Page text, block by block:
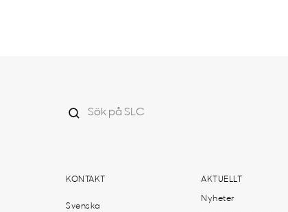
KONTAKT
Svenska
AKTUELLT
Nyheter